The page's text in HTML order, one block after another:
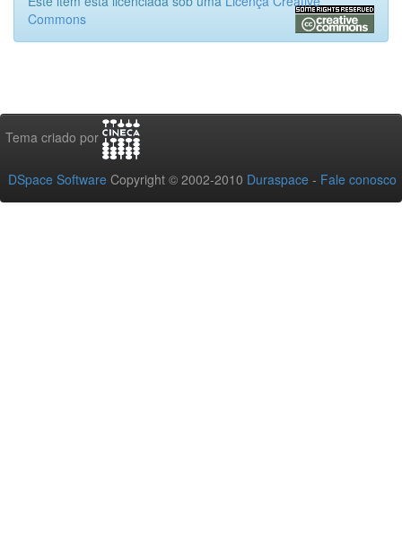
Commons
Tema criado por
DSpace Software Copyright © 2002-2010 Duraspace - Fale conosco